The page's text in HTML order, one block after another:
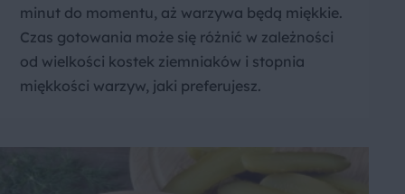
minut do momentu, aż warzywa będą miękkie.
Czas gotowania może się różnić w zależności
od wielkości kostek ziemniaków i stopnia
miękkości warzyw, jaki preferujesz.